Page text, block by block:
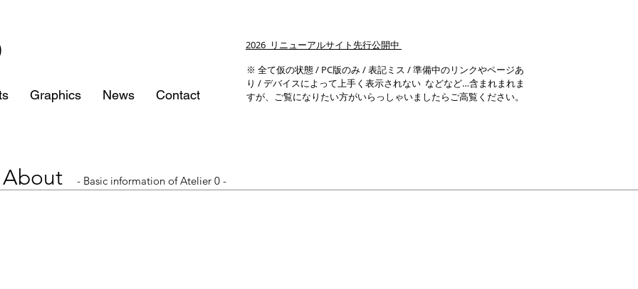
Graphics News Contact
​2026 リニューアルサイト先行公開中
※ 全て仮の状態 / PC版のみ / 表記ミス / 準備中のリンクやページあ
り / デバイスによって上手く表示されない などなど…含まれまれま
すが、ご覧になりたい方がいらっしゃいましたらご高覧ください。
About - Basic information of Atelier 0 -